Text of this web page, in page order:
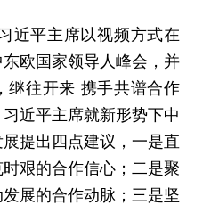
近平主席以视频方式在
欧国家领导人峰会，并
继往开来 携手共谱合作
近平主席就新形势下中
提出四点建议，一是直
艰的合作信心；二是聚
展的合作动脉；三是坚